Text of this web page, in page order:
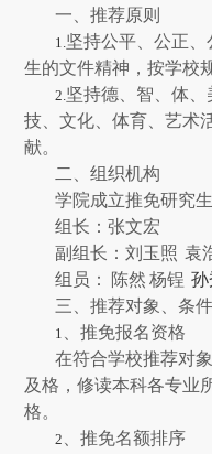
一、推荐原则
1.坚持公平、公正
生的文件精神，按学校
2.坚持德、智、体
技、文化、体育、艺术
献。
二、组织机构
学院成立推免研究
组长：张文宏
副组长：刘玉照 袁
组员：
陈然 杨锃
三、推荐对象、条
1
、推免报名资格
在符合学校推荐对
及格，修读本科各专业
格。
2
、推免名额排序